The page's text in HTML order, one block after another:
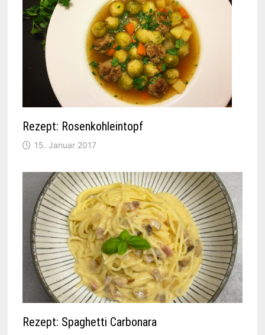
Rezept: Rosenkohleintopf
15. Januar 2017
Rezept: Spaghetti Carbonara